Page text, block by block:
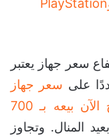
كونسول يجمع ألعاب Steam وXbox وPlayStation
سعر جهاز يعتبر
على سعر جهاز
Steam Machine القادم، الذي أصبح الآن بيعه بـ 700
المنال. وتجاوز